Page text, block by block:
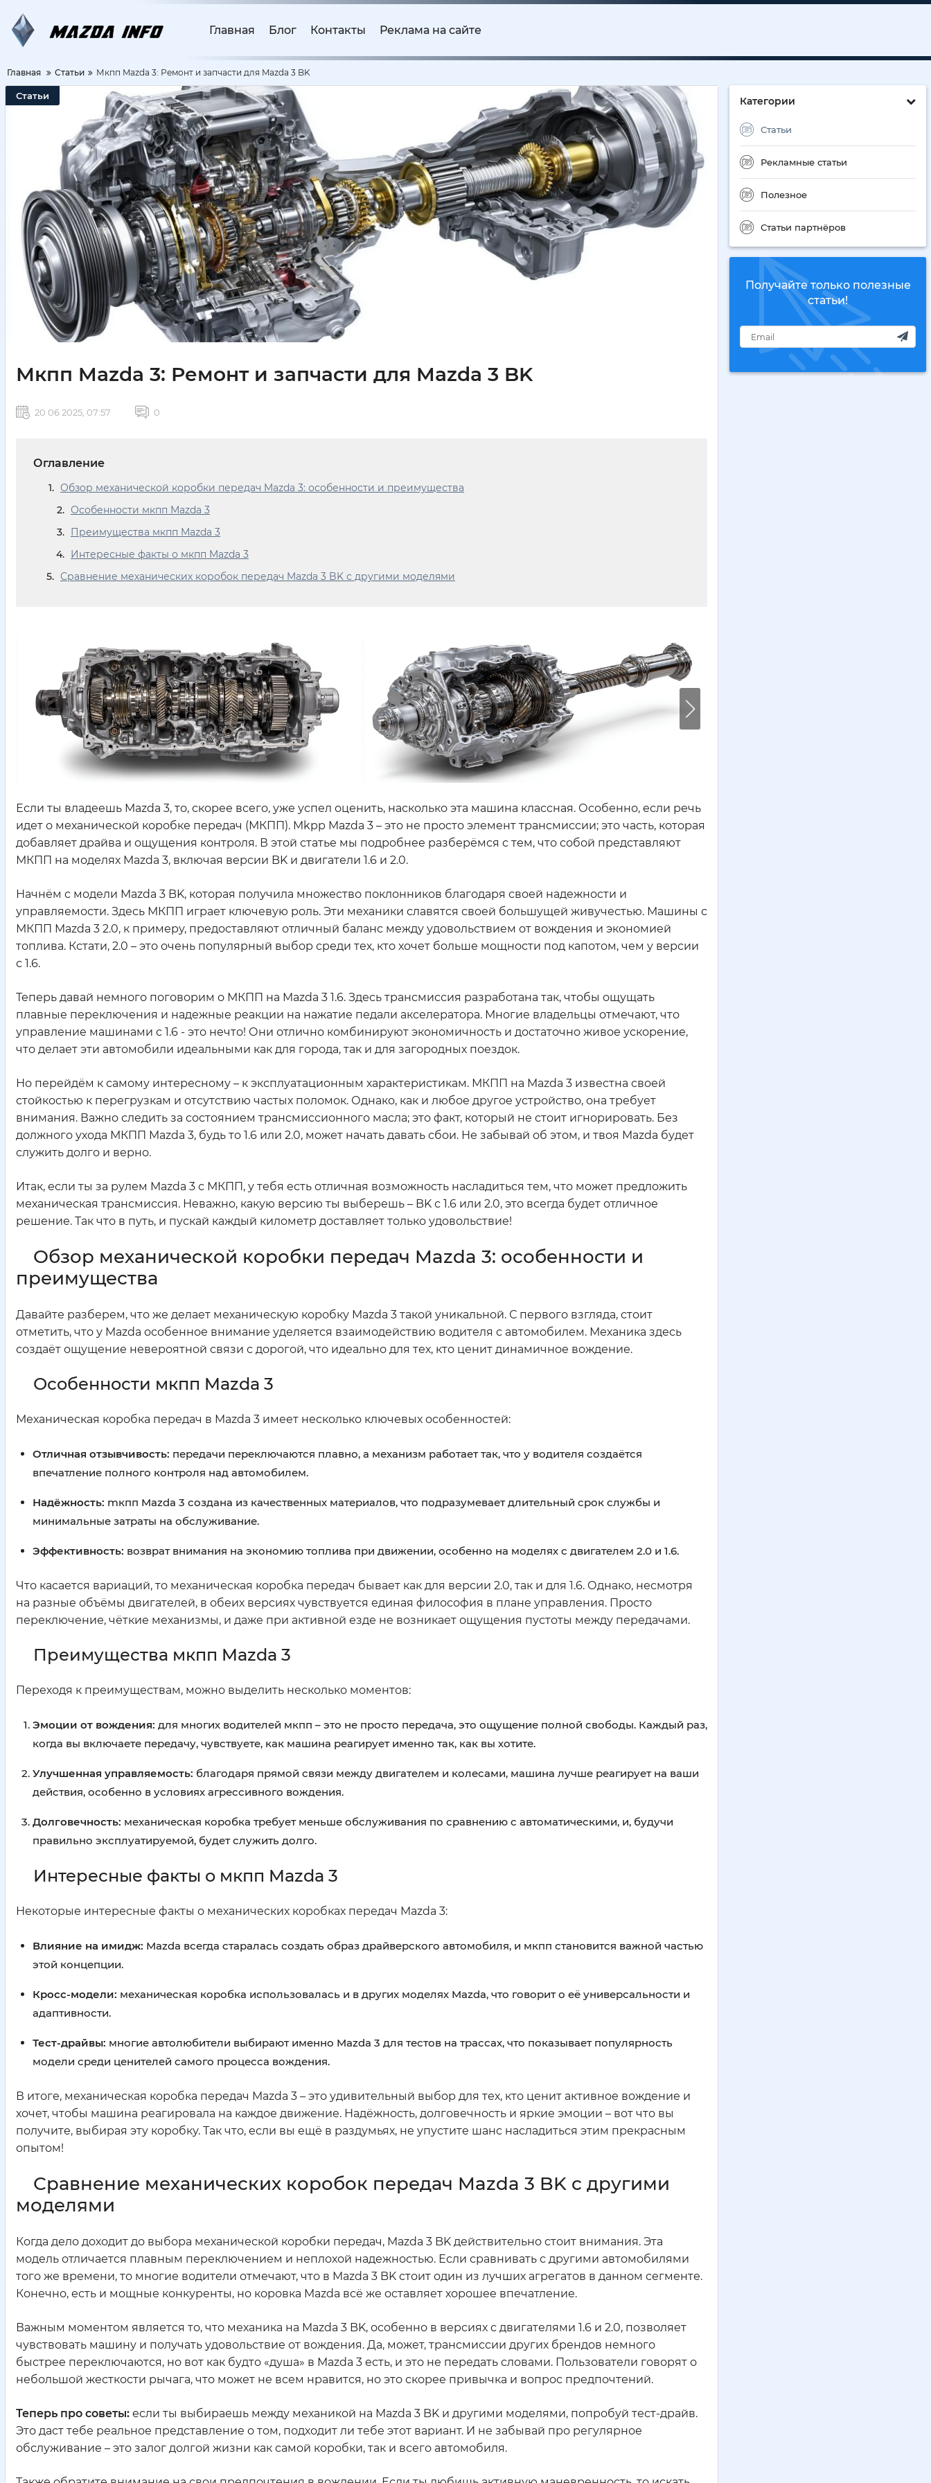
Главная Блог Контакты Реклама на сайте
Главная Статьи Мкпп Mazda 3: Ремонт и запчасти для Mazda 3 BK
Категории
Статьи
Рекламные статьи
Полезное
Статьи партнёров
Получайте только полезные
статьи!
Статьи
Мкпп Mazda 3: Ремонт и запчасти для Mazda 3 BK
20 06 2025, 07:57 0
Оглавление
Обзор механической коробки передач Mazda 3: особенности и преимущества
Особенности мкпп Mazda 3
Преимущества мкпп Mazda 3
Интересные факты о мкпп Mazda 3
Сравнение механических коробок передач Mazda 3 BK с другими моделями
Если ты владеешь Mazda 3, то, скорее всего, уже успел оценить, насколько эта машина классная. Особенно, если речь
идет о механической коробке передач (МКПП). Mkpp Mazda 3 – это не просто элемент трансмиссии; это часть, которая
добавляет драйва и ощущения контроля. В этой статье мы подробнее разберёмся с тем, что собой представляют
МКПП на моделях Mazda 3, включая версии BK и двигатели 1.6 и 2.0.
Начнём с модели Mazda 3 BK, которая получила множество поклонников благодаря своей надежности и
управляемости. Здесь МКПП играет ключевую роль. Эти механики славятся своей большущей живучестью. Машины с
МКПП Mazda 3 2.0, к примеру, предоставляют отличный баланс между удовольствием от вождения и экономией
топлива. Кстати, 2.0 – это очень популярный выбор среди тех, кто хочет больше мощности под капотом, чем у версии
с 1.6.
Теперь давай немного поговорим о МКПП на Mazda 3 1.6. Здесь трансмиссия разработана так, чтобы ощущать
плавные переключения и надежные реакции на нажатие педали акселератора. Многие владельцы отмечают, что
управление машинами с 1.6 - это нечто! Они отлично комбинируют экономичность и достаточно живое ускорение,
что делает эти автомобили идеальными как для города, так и для загородных поездок.
Но перейдём к самому интересному – к эксплуатационным характеристикам. МКПП на Mazda 3 известна своей
стойкостью к перегрузкам и отсутствию частых поломок. Однако, как и любое другое устройство, она требует
внимания. Важно следить за состоянием трансмиссионного масла; это факт, который не стоит игнорировать. Без
должного ухода МКПП Mazda 3, будь то 1.6 или 2.0, может начать давать сбои. Не забывай об этом, и твоя Mazda будет
служить долго и верно.
Итак, если ты за рулем Mazda 3 с МКПП, у тебя есть отличная возможность насладиться тем, что может предложить
механическая трансмиссия. Неважно, какую версию ты выберешь – BK с 1.6 или 2.0, это всегда будет отличное
решение. Так что в путь, и пускай каждый километр доставляет только удовольствие!
Обзор механической коробки передач Mazda 3: особенности и
преимущества
Давайте разберем, что же делает механическую коробку Mazda 3 такой уникальной. С первого взгляда, стоит
отметить, что у Mazda особенное внимание уделяется взаимодействию водителя с автомобилем. Механика здесь
создаёт ощущение невероятной связи с дорогой, что идеально для тех, кто ценит динамичное вождение.
Особенности мкпп Mazda 3
Механическая коробка передач в Mazda 3 имеет несколько ключевых особенностей:
Отличная отзывчивость: передачи переключаются плавно, а механизм работает так, что у водителя создаётся
впечатление полного контроля над автомобилем.
Надёжность: mкпп Mazda 3 создана из качественных материалов, что подразумевает длительный срок службы и
минимальные затраты на обслуживание.
Эффективность: возврат внимания на экономию топлива при движении, особенно на моделях с двигателем 2.0 и 1.6.
Что касается вариаций, то механическая коробка передач бывает как для версии 2.0, так и для 1.6. Однако, несмотря
на разные объёмы двигателей, в обеих версиях чувствуется единая философия в плане управления. Просто
переключение, чёткие механизмы, и даже при активной езде не возникает ощущения пустоты между передачами.
Преимущества мкпп Mazda 3
Переходя к преимуществам, можно выделить несколько моментов:
Эмоции от вождения: для многих водителей мкпп – это не просто передача, это ощущение полной свободы. Каждый раз,
когда вы включаете передачу, чувствуете, как машина реагирует именно так, как вы хотите.
Улучшенная управляемость: благодаря прямой связи между двигателем и колесами, машина лучше реагирует на ваши
действия, особенно в условиях агрессивного вождения.
Долговечность: механическая коробка требует меньше обслуживания по сравнению с автоматическими, и, будучи
правильно эксплуатируемой, будет служить долго.
Интересные факты о мкпп Mazda 3
Некоторые интересные факты о механических коробках передач Mazda 3:
Влияние на имидж: Mazda всегда старалась создать образ драйверского автомобиля, и мкпп становится важной частью
этой концепции.
Кросс-модели: механическая коробка использовалась и в других моделях Mazda, что говорит о её универсальности и
адаптивности.
Тест-драйвы: многие автолюбители выбирают именно Mazda 3 для тестов на трассах, что показывает популярность
модели среди ценителей самого процесса вождения.
В итоге, механическая коробка передач Mazda 3 – это удивительный выбор для тех, кто ценит активное вождение и
хочет, чтобы машина реагировала на каждое движение. Надёжность, долговечность и яркие эмоции – вот что вы
получите, выбирая эту коробку. Так что, если вы ещё в раздумьях, не упустите шанс насладиться этим прекрасным
опытом!
Сравнение механических коробок передач Mazda 3 BK с другими
моделями
Когда дело доходит до выбора механической коробки передач, Mazda 3 BK действительно стоит внимания. Эта
модель отличается плавным переключением и неплохой надежностью. Если сравнивать с другими автомобилями
того же времени, то многие водители отмечают, что в Mazda 3 BK стоит один из лучших агрегатов в данном сегменте.
Конечно, есть и мощные конкуренты, но коровка Mazda всё же оставляет хорошее впечатление.
Важным моментом является то, что механика на Mazda 3 BK, особенно в версиях с двигателями 1.6 и 2.0, позволяет
чувствовать машину и получать удовольствие от вождения. Да, может, трансмиссии других брендов немного
быстрее переключаются, но вот как будто «душа» в Mazda 3 есть, и это не передать словами. Пользователи говорят о
небольшой жесткости рычага, что может не всем нравится, но это скорее привычка и вопрос предпочтений.
Теперь про советы: если ты выбираешь между механикой на Mazda 3 BK и другими моделями, попробуй тест-драйв.
Это даст тебе реальное представление о том, подходит ли тебе этот вариант. И не забывай про регулярное
обслуживание – это залог долгой жизни как самой коробки, так и всего автомобиля.